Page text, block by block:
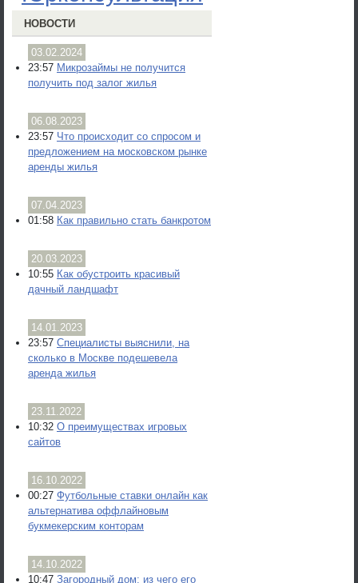
НОВОСТИ
03.02.2024
23:57 Микрозаймы не получится
получить под залог жилья
06.08.2023
23:57 Что происходит со спросом и
предложением на московском рынке
аренды жилья
07.04.2023
01:58 Как правильно стать банкротом
20.03.2023
10:55 Как обустроить красивый
дачный ландшафт
14.01.2023
23:57 Специалисты выяснили, на
сколько в Москве подешевела
аренда жилья
23.11.2022
10:32 О преимуществах игровых
сайтов
16.10.2022
00:27 Футбольные ставки онлайн как
альтернатива оффлайновым
букмекерским конторам
14.10.2022
10:47 Загородный дом: из чего его